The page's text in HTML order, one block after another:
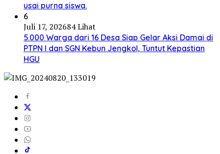
usai purna siswa.
6
Juli 17, 202684 Lihat
5.000 Warga dari 16 Desa Siap Gelar Aksi Damai di
PTPN I dan SGN Kebun Jengkol, Tuntut Kepastian
HGU